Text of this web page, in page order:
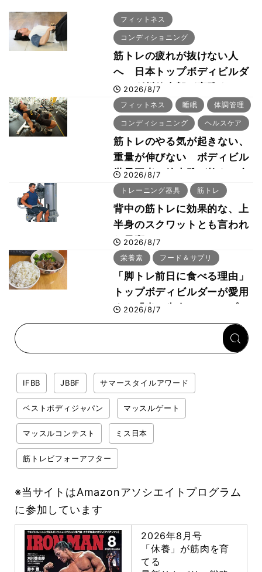
フィットネス
コンディショニング
筋トレの疲れが抜けない人
へ 日本トップボディビルダ
ー・刈川啓志郎が実践する
「回復習慣」
2026/8/7
フィットネス 睡眠 体調管理
コンディショニング ヘルスケア
筋トレのやる気が起きない、
重量が伸びない ボディビル
世界王者・鈴木雅が教える食
事・睡眠・呼吸の整え方
2026/8/7
トレーニング器具 筋トレ
背中の筋トレに効果的な、上
半身のスクワットとも言われ
た最高マシン“ノーチラス・
プルオーバーマシン”とは？
2026/8/7
栄養素 フード＆サプリ
「脚トレ前日に食べる理由」
トップボディビルダーが愛用
する「米＋牛肉」のシンプル
回復メシとは？
2026/8/7
IFBB JBBF サマースタイルアワード
ベストボディジャパン マッスルゲート
マッスルコンテスト ミス日本
筋トレビフォーアフター
※当サイトはAmazonアソシエイトプログラム
に参加しています
2026年8月号
「休養」が筋肉を育
てる